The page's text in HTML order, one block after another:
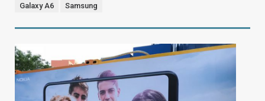
Galaxy A6 Samsung